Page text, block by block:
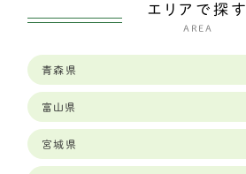
スタンダードプードル
ボーダーコリー
セントバーナード
バーニーズマウンテンドッグ
エリアで探す
AREA
青森県
富山県
宮城県